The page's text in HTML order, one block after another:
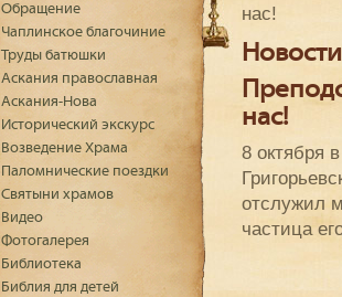
нас!
Новости
нас!
8 октября
отслужил
частица
Обращение
Чаплинское благочиние
Труды батюшки
Аскания православная
Аскания-Нова
Исторический экскурс
Возведение Храма
Паломнические поездки
Святыни храмов
Видео
Фотогалерея
Библиотека
Библия для детей